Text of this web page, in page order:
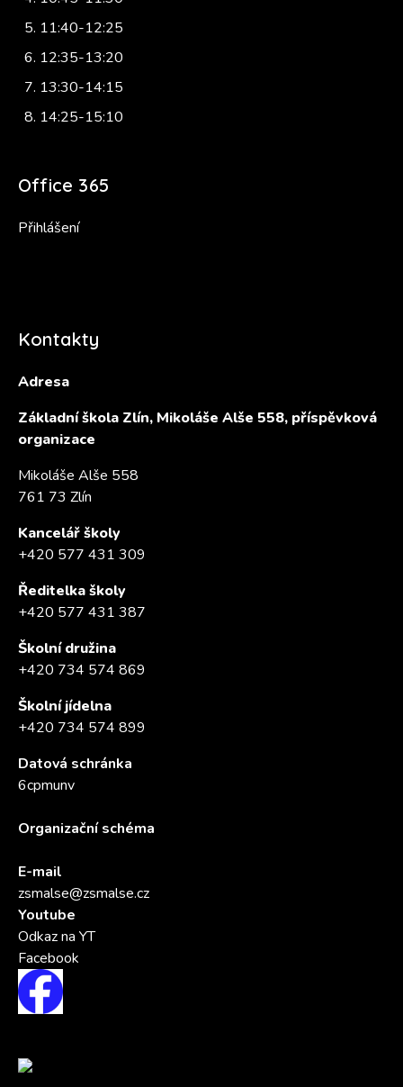
11:40-12:25
12:35-13:20
13:30-14:15
14:25-15:10
Office 365
Přihlášení
Kontakty
Adresa
Základní škola Zlín, Mikoláše Alše 558, příspěvková
organizace
Mikoláše Alše 558
761 73 Zlín
Kancelář školy
+420 577 431 309
Ředitelka školy
+420 577 431 387
Školní družina
+420 734 574 869
Školní jídelna
+420 734 574 899
Datová schránka
6cpmunv
Organizační schéma
E-mail
zsmalse@zsmalse.cz
Youtube
Odkaz na YT
Facebook